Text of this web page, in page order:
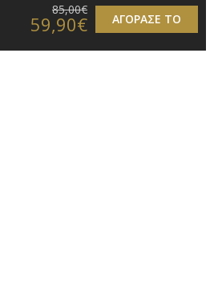
ΑΓΟΡΑΣΕ ΤΟ
85,00€
59,90€